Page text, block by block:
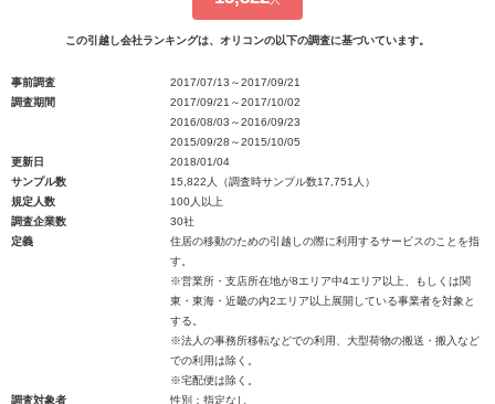
この引越し会社ランキングは、オリコンの以下の調査に基づいています。
事前調査
2017/07/13～2017/09/21
調査期間
2017/09/21～2017/10/02
2016/08/03～2016/09/23
2015/09/28～2015/10/05
更新日
2018/01/04
サンプル数
15,822人（調査時サンプル数17,751人）
規定人数
100人以上
調査企業数
30社
定義
住居の移動のための引越しの際に利用するサービスのことを指
す。
※営業所・支店所在地が8エリア中4エリア以上、もしくは関
東・東海・近畿の内2エリア以上展開している事業者を対象と
する。
※法人の事務所移転などでの利用、大型荷物の搬送・搬入など
での利用は除く。
※宅配便は除く。
調査対象者
性別：指定なし